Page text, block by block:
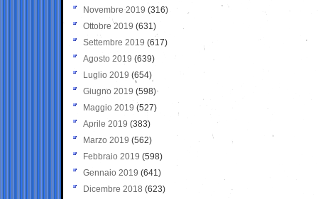
Novembre 2019 (316)
Ottobre 2019 (631)
Settembre 2019 (617)
Agosto 2019 (639)
Luglio 2019 (654)
Giugno 2019 (598)
Maggio 2019 (527)
Aprile 2019 (383)
Marzo 2019 (562)
Febbraio 2019 (598)
Gennaio 2019 (641)
Dicembre 2018 (623)